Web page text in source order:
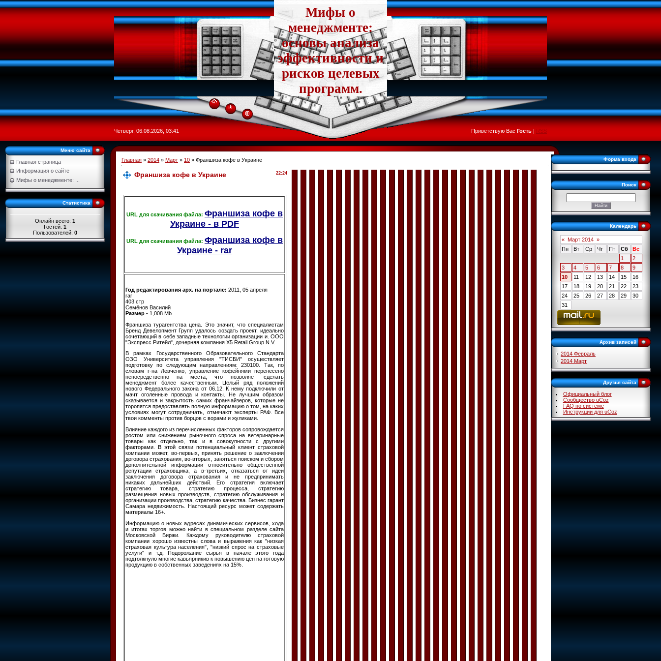
Мифы о
менеджменте:
основы анализа
эффективности и
рисков целевых
программ.
Четверг, 06.08.2026, 03:41 Приветствую Вас Гость|RSS
Меню сайта
Главная страница
Информация о сайте
Мифы о менеджменте: ...
Статистика
Онлайн всего:1
Гостей:1
Пользователей:0
Главная » 2014 » Март » 10 » Франшиза кофе в Украине
22:24
Франшиза кофе в Украине
URL для скачивания файла: Франшиза кофе в
Украине - в PDF
URL для скачивания файла: Франшиза кофе в
Украине - rar
Год редактирования арх. на портале: 2011, 05 апреля
rar
403 стр
Семёнов Василий
Размер - 1,008 Mb
Франшиза турагентства цена. Это значит, что специалистам
Бренд Девелопмент Групп удалось создать проект, идеально
сочетающий в себе западные технологии организации и. ООО
"Экспресс Ритейл", дочерняя компания Х5 Retail Group N.V.
В рамках Государственного Образовательного Стандарта
ОЗО Университета управления "ТИСБИ" осуществляет
подготовку по следующим направлениям: 230100. Так, по
словам г-на Левченко, управление кофейнями перенесено
непосредственно на места, что позволяет сделать
менеджмент более качественным. Целый ряд положений
нового Федерального закона от 06.12. К нему подключили от
мачт оголенные провода и контакты. Не лучшим образом
сказывается и закрытость самих франчайзеров, которые не
торопятся предоставлять полную информацию о том, на каких
условиях могут сотрудничать, отмечают эксперты РАФ. Все
твои комменты против борцов с ворами и жуликами.
Влияние каждого из перечисленных факторов сопровождается
ростом или снижением рыночного спроса на ветеринарные
товары как отдельно, так и в совокупности с другими
факторами. В этой связи потенциальный клиент страховой
компании может, во-первых, принять решение о заключении
договора страхования, во-вторых, заняться поиском и сбором
дополнительной информации относительно общественной
репутации страховщика, а в-третьих, отказаться от идеи
заключения договора страхования и не предпринимать
никаких дальнейших действий. Его стратегия включает
стратегию товара, стратегию процесса, стратегию
размещения новых производств, стратегию обслуживания и
организации производства, стратегию качества. Бизнес гарант
Самара недвижимость. Настоящий ресурс может содержать
материалы 16+.
Информацию о новых адресах динамических сервисов, хода
и итогах торгов можно найти в специальном разделе сайта
Московской Биржи. Каждому руководителю страховой
компании хорошо известны слова и выражения как "низкая
страховая культура населения", "низкий спрос на страховые
услуги" и т.д. Подорожание сырья в начале этого года
подтолкнуло многие кавьярникив к повышению цен на готовую
продукцию в собственных заведениях на 15%.
Форма входа
Поиск
Календарь
« Март 2014 »
Пн
Вт Ср Чт Пт Сб
Вс
1
2
3
4 5 6 7 8
9
10
11 12 13 14 15
16
17
18 19 20 21 22
23
24
25 26 27 28 29
30
31
Архив записей
2014 Февраль
2014 Март
Друзья сайта
Официальный блог
Сообщество uCoz
FAQ по системе
Инструкции для uCoz